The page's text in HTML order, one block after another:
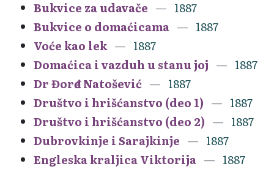
Bukvice za udavače
1887
Bukvice o domaćicama
1887
Voće kao lek
1887
Domaćica i vazduh u stanu joj
1887
Dr Đorđe Natošević
1887
Društvo i hrišćanstvo (deo 1)
1887
Društvo i hrišćanstvo (deo 2)
1887
Dubrovkinje i Sarajkinje
1887
Engleska kraljica Viktorija
1887